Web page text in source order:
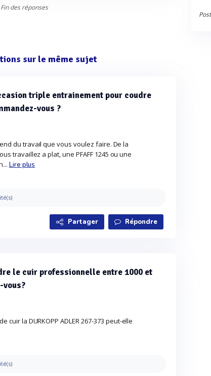
Fin des réponses
sur le même sujet
triple entrainement pour coudre
vous ?
du travail que vous voulez faire. De la
travaillez a plat, une PFAFF 1245 ou une
Lire plus
Partager Répondre
le cuir professionnelle entre 1000 et
vous?
la DURKOPP ADLER 267-373 peut-elle